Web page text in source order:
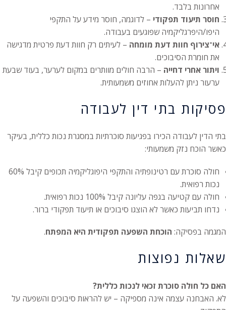
אחרונות בלבד.
חוסר תיעוד תפקודי – לדוגמה, חוסר מידע על התקפי
היפו/היפרגליקמיה שפוגעים בעבודה.
אי־צירוף חוות דעת מומחה – לעיתים רק חוות דעת פרטית מדגישה
את חומרת הסיבוכים.
ויתור אחרי דחייה – הרבה חולים מוותרים במקום לערער, בעוד שבעת
ערעור ניתן להעלות אחוזים משמעותית.
פסיקות בתי דין לעבודה
בתי הדין לעבודה הכירו בפגיעות סוכרתיות במסגרת נכות כללית, בעיקר
כאשר הוכח נזק משמעותי:
חולה סוכרת עם רטינופתיה והתקפי היפוגליקמיה תכופים קיבל 60%
נכות רפואית.
חולה עם קטיעה בגפה עליונה קיבל 100% נכות רפואית.
נדחו תביעות כאשר לא הוצגו סיבוכים או תיעוד תפקודי ברור.
המגמה בפסיקה: הוכחת השפעה תפקודית היא המפתח.
שאלות נפוצות
האם כל חולה סוכרת זכאי לנכות כללית?
לא. האבחנה עצמה אינה מספיקה – יש להראות סיבוכים והשפעה על